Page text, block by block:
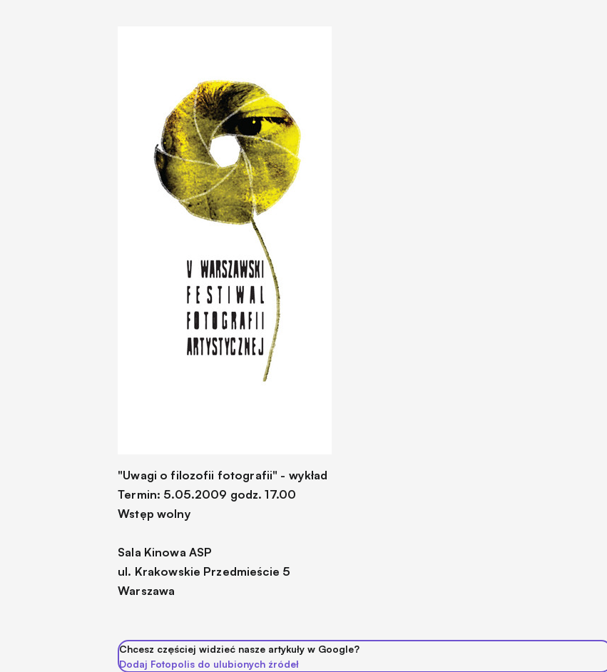
"Uwagi o filozofii fotografii" - wykład
Termin: 5.05.2009 godz. 17.00
Wstęp wolny
Sala Kinowa ASP
ul. Krakowskie Przedmieście 5
Warszawa
Chcesz częściej widzieć nasze artykuły w Google?
Dodaj Fotopolis do ulubionych źródeł